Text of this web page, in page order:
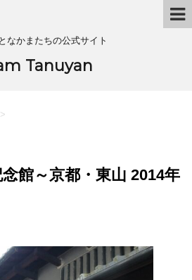
なかまたちの公式サイト
Tanuyan
>
館～京都・東山 2014年